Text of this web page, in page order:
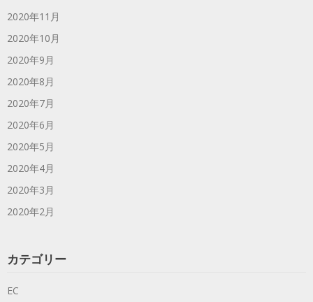
2020年11月
2020年10月
2020年9月
2020年8月
2020年7月
2020年6月
2020年5月
2020年4月
2020年3月
2020年2月
カテゴリー
EC